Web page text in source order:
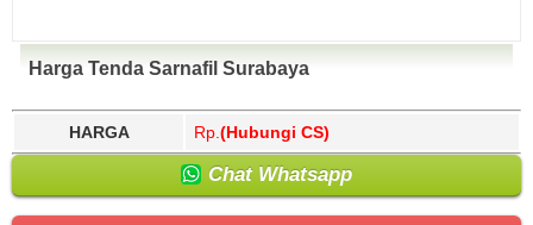
Harga Tenda Sarnafil Surabaya
HARGA Rp. (Hubungi CS)
Chat Whatsapp